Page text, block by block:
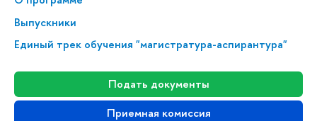
Выпускники
Единый трек обучения "магистратура-аспирантура"
Подать документы
Приемная комиссия